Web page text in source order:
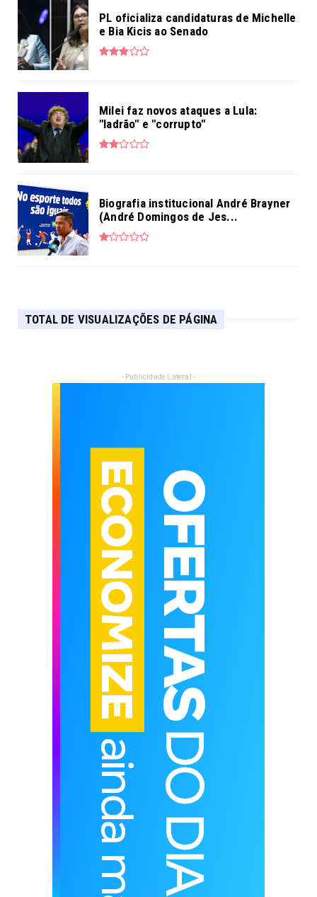
PL oficializa candidaturas de Michelle
e Bia Kicis ao Senado
Milei faz novos ataques a Lula:
"ladrão" e "corrupto"
Biografia institucional André Brayner
(André Domingos de Jes...
TOTAL DE VISUALIZAÇÕES DE PÁGINA
- Publicidade Lateral -